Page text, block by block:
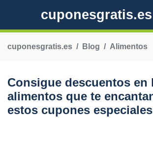
cuponesgratis.es
cuponesgratis.es Blog Alimentos
Consigue descuentos en
alimentos que te
estos cupones especiales